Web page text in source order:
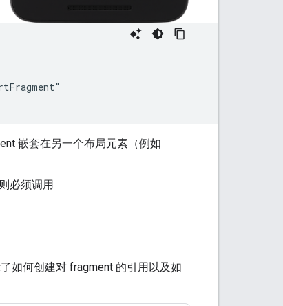
嵌套在另一个布局元素（例如
则必须调用
如何创建对 fragment 的引用以及如